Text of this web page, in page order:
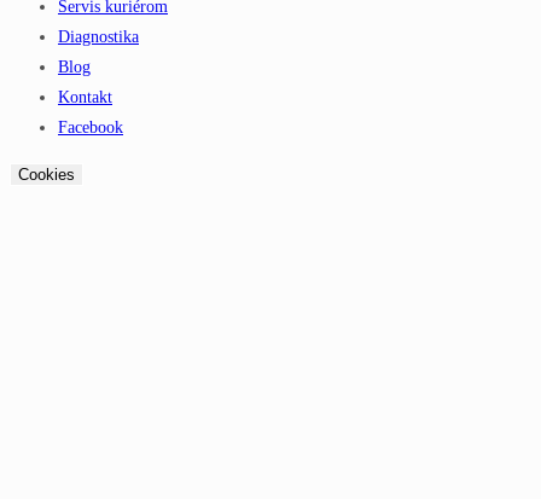
Servis kuriérom
Diagnostika
Blog
Kontakt
Facebook
Cookies